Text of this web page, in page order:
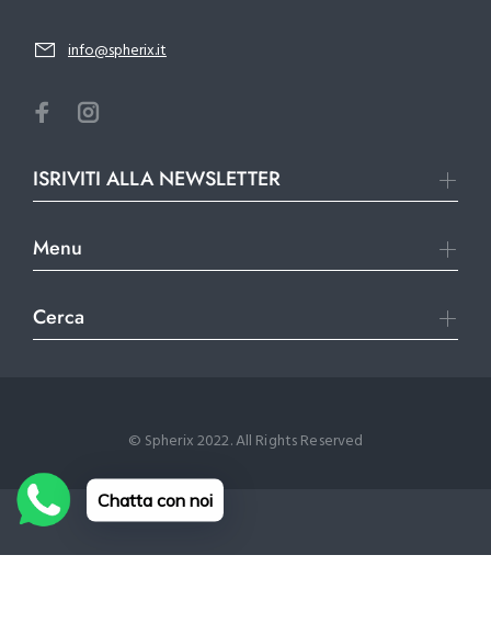
info@spherix.it
ISRIVITI ALLA NEWSLETTER
Menu
Cerca
© Spherix 2022. All Rights Reserved
Chatta con noi